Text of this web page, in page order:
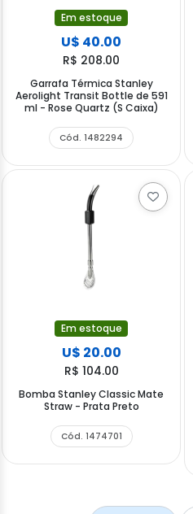
Em estoque
U$ 40.00
R$ 208.00
Garrafa Térmica Stanley
Aerolight Transit Bottle de 591
ml - Rose Quartz (S Caixa)
Cód. 1482294
Em estoque
U$ 20.00
R$ 104.00
Bomba Stanley Classic Mate
Straw - Prata Preto
Cód. 1474701